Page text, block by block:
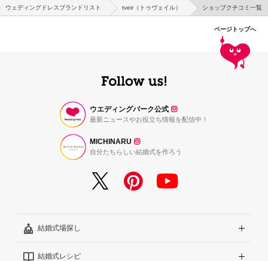
ウェディングドレスブランドリスト tveir（トゥヴェイル） ショップクチコミ一覧
ページトップへ
ウエディングパーク公式
最新ニュースやお役立ち情報を配信中！
MICHINARU
自分たちらしい結婚式を作ろう
結婚式場探し
エリアから探す
結婚式レシピ